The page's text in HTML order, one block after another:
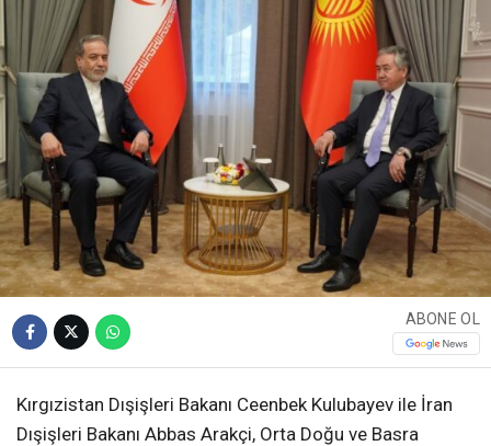
ABONE OL
Kırgızistan Dışişleri Bakanı Ceenbek Kulubayev ile İran
Dışişleri Bakanı Abbas Arakçi, Orta Doğu ve Basra